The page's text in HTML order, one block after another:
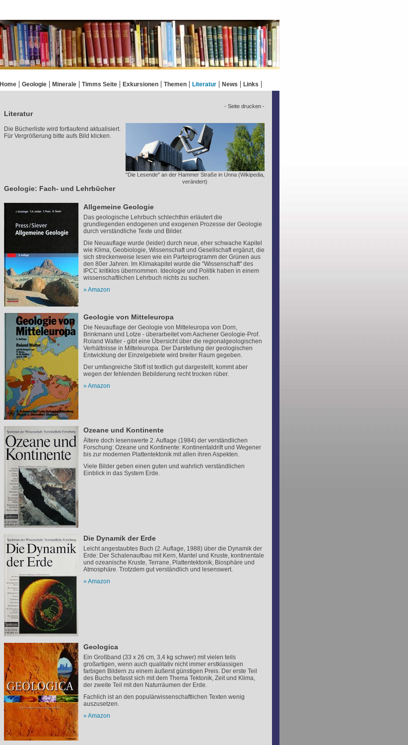
Home Geologie Minerale Timms Seite Exkursionen Themen Literatur News Links
- Seite drucken -
Literatur
"Die Lesende" an der Hammer Straße in Unna (Wikipedia,
verändert)
Die Bücherliste wird fortlaufend aktualisiert.
Für Vergrößerung bitte aufs Bild klicken.
Geologie: Fach- und Lehrbücher
Allgemeine Geologie
Das geologische Lehrbuch schlechthin erläutert die
grundlegenden endogenen und exogenen Prozesse der Geologie
durch verständliche Texte und Bilder.
Die Neuauflage wurde (leider) durch neue, eher schwache Kapitel
wie Klima, Geobiologie, Wissenschaft und Gesellschaft ergänzt, die
sich streckenweise lesen wie ein Parteiprogramm der Grünen aus
den 80er Jahren. Im Klimakapitel wurde die "Wissenschaft" des
IPCC kritiklos übernommen. Ideologie und Politik haben in einem
wissenschaftlichen Lehrbuch nichts zu suchen.
Amazon
Geologie von Mitteleuropa
Die Neuauflage der Geologie von Mitteleuropa von Dorn,
Brinkmann und Lotze - überarbeitet vom Aachener Geologie-Prof.
Roland Walter - gibt eine Übersicht über die regionalgeologischen
Verhältnisse in Mitteleuropa. Der Darstellung der geologischen
Entwicklung der Einzelgebiete wird breiter Raum gegeben.
Der umfangreiche Stoff ist textlich gut dargestellt, kommt aber
wegen der fehlenden Bebilderung recht trocken rüber.
Amazon
Ozeane und Kontinente
Ältere doch lesenswerte 2. Auflage (1984) der verständlichen
Forschung: Ozeane und Kontinente: Kontinentaldrift und Wegener
bis zur modernen Plattentektonik mit allen ihren Aspekten.
Viele Bilder geben einen guten und wahrlich verständlichen
Einblick in das System Erde.
Die Dynamik der Erde
Leicht angestaubtes Buch (2. Auflage, 1988) über die Dynamik der
Erde: Der Schalenaufbau mit Kern, Mantel und Kruste, kontinentale
und ozeanische Kruste, Terrane, Plattentektonik, Biosphäre und
Atmosphäre. Trotzdem gut verständlich und lesenswert.
Amazon
Geologica
Ein Großband (33 x 26 cm, 3,4 kg schwer) mit vielen teils
großartigen, wenn auch qualitativ nicht immer erstklassigen
farbigen Bildern zu einem äußerst günstigen Preis. Der erste Teil
des Buchs befasst sich mit dem Thema Tektonik, Zeit und Klima,
der zweite Teil mit den Naturräumen der Erde.
Fachlich ist an den populärwissenschaftlichen Texten wenig
auszusetzen.
Amazon